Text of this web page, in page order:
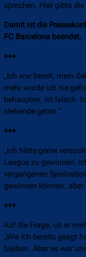
sprechen. Hier gibts die
Damit ist die
FC Barcelona beendet.
+++
„Ich war bereit, mein
mehr wurde ich nie
behaupten, ist falsch.
stehende getan.“
+++
„Ich hätte gerne
League zu gewinnen.
vergangenen
gewinnen können, aber
+++
Auf die Frage, ob er
„Wie ich bereits geagt
bleiben. Aber es war